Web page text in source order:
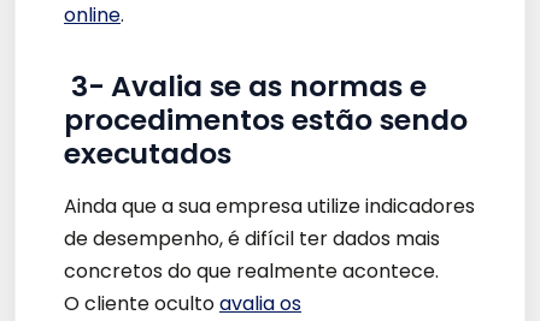
online.
3- Avalia se as normas e
procedimentos estão sendo
executados
Ainda que a sua empresa utilize indicadores
de desempenho, é difícil ter dados mais
concretos do que realmente acontece.
O cliente ocultoavalia os